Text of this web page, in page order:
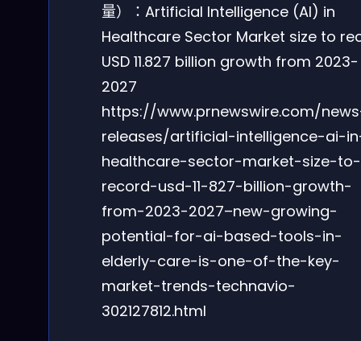
量）：Artificial Intelligence (AI) in
Healthcare Sector Market size to
USD 11.827 billion growth from 2023-
2027
https://www.prnewswire.com/
releases/artificial-intelligence-ai-
healthcare-sector-market-size-to-
record-usd-11-827-billion-growth-
from-2023-2027–new-growing-
potential-for-ai-based-tools-in-
elderly-care-is-one-of-the-key-
market-trends-technavio-
302127812.html